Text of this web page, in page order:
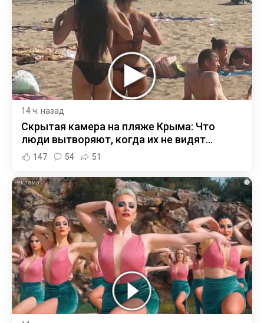
14 ч. назад
Скрытая камера на пляже Крыма: Что
люди вытворяют, когда их не видят...
147 54 51
i